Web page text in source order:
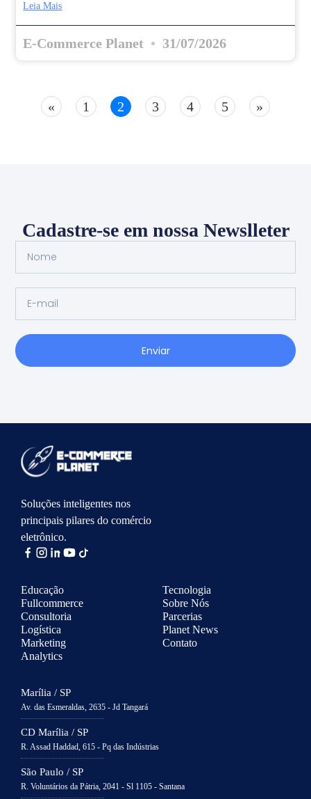
Leia Mais
E-Commerce Planet 31/07/2026
« 1 2 3 4 5 »
Cadastre-se em nossa Newslleter
Enviar
Soluções inteligentes nos
principais pilares do comércio
eletrônico.
Educação
Fullcommerce
Consultoria
Logística
Marketing
Analytics
Tecnologia
Sobre Nós
Parcerias
Planet News
Contato
Marília / SP
Av. das Esmeraldas, 2635 - Jd Tangará
CD Marília / SP
R. Assad Haddad, 615 - Pq das Indústrias
São Paulo / SP
R. Voluntários da Pátria, 2041 - Sl 1105 - Santana